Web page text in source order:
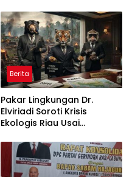
Berita
Pakar Lingkungan Dr.
Elviriadi Soroti Krisis
Ekologis Riau Usai
Monyet, Harimau, dan
Beruang Terhadap Warga